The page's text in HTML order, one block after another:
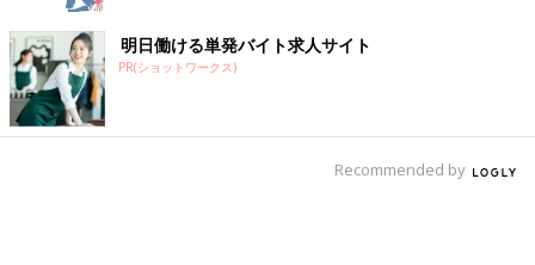
明日働ける単発バイト求人サイト
PR(ショットワークス)
Recommended by